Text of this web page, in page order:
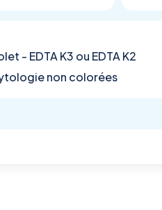
- EDTA K3 ou EDTA K2
non colorées